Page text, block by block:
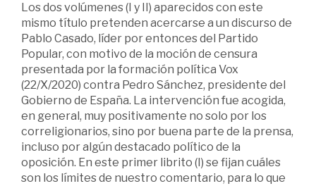
Los dos volúmenes (I y II) aparecidos con este
mismo título pretenden acercarse a un discurso de
Pablo Casado, líder por entonces del Partido
Popular, con motivo de la moción de censura
presentada por la formación política Vox
(22/X/2020) contra Pedro Sánchez, presidente del
Gobierno de España. La intervención fue acogida,
en general, muy positivamente no solo por los
correligionarios, sino por buena parte de la prensa,
incluso por algún destacado político de la
oposición. En este primer librito (I) se fijan cuáles
son los límites de nuestro comentario, para lo que